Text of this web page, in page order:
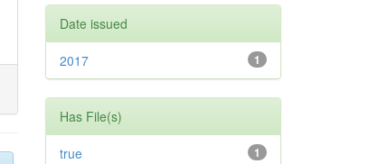
Date issued
1
2017
Has File(s)
1
true